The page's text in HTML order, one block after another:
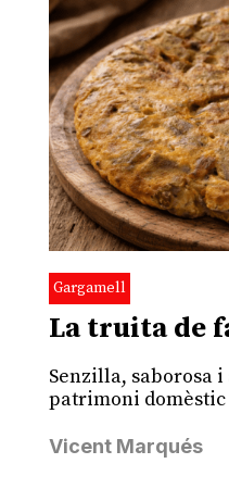
Gargamell
La truita de
Senzilla, saborosa
patrimoni
Vicent Marqués